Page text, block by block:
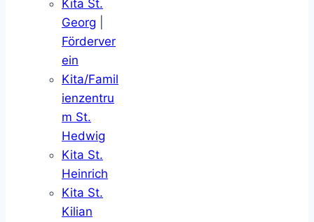
Kita St.
Georg
Förderver
ein
Kita/Famil
ienzentru
m St.
Hedwig
Kita St.
Heinrich
Kita St.
Kilian